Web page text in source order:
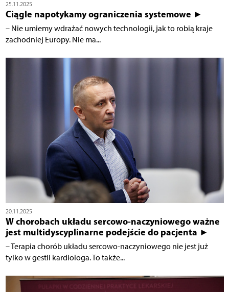
25.11.2025
Ciągle napotykamy ograniczenia systemowe ►
– Nie umiemy wdrażać nowych technologii, jak to robią kraje
zachodniej Europy. Nie ma...
20.11.2025
W chorobach układu sercowo-naczyniowego ważne
jest multidyscyplinarne podejście do pacjenta ►
– Terapia chorób układu sercowo-naczyniowego nie jest już
tylko w gestii kardiologa. To także...